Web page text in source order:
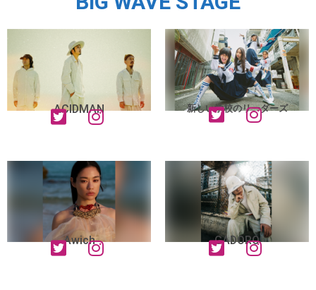
ACIDMAN 新しい学校のリーダーズ
Awich GADORO